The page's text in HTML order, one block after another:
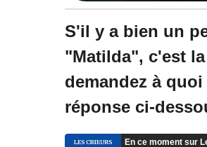
S'il y a bien un
"Matilda", c'est
demandez à
réponse ci-